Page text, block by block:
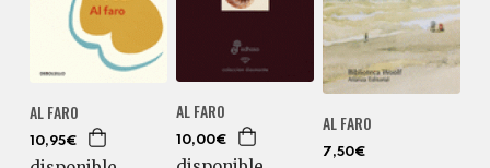
AL FARO
10,95€
AL FARO
10,00€
AL FARO
7,50€